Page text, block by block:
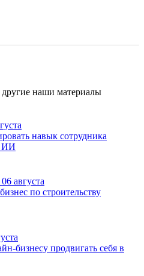
наши материалы
навык сотрудника
ИИ
06 августа
по строительству
бизнесу продвигать себя в